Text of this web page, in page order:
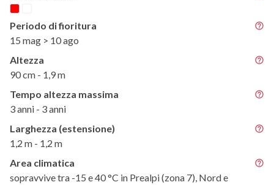
Periodo di fioritura
15 mag > 10 ago
Altezza
90 cm - 1,9 m
Tempo altezza massima
3 anni - 3 anni
Larghezza (estensione)
1,2 m - 1,2 m
Area climatica
sopravvive tra -15 e 40 °C in Prealpi (zona 7), Nord e